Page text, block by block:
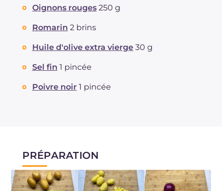
Oignons rouges 250 g
Romarin 2 brins
Huile d'olive extra vierge 30 g
Sel fin 1 pincée
Poivre noir 1 pincée
PRÉPARATION